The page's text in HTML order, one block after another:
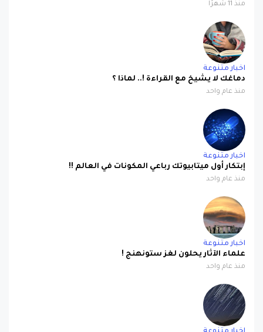
منذ 11 شهرًا
اخبار متنوعة
دماغك لا يشيخ مع القراءة !.. لماذا ؟
منذ عام واحد
اخبار متنوعة
إبتكار أول ميتابيوتك رباعي المكونات في العالم !!
منذ عام واحد
اخبار متنوعة
علماء الآثار يحلون لغز ستونهنج !
منذ عام واحد